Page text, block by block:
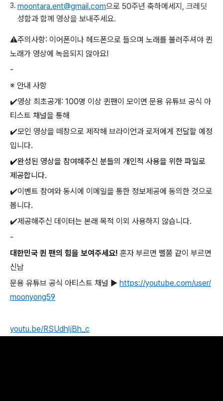
moontara.ent@gmail.com으로 50주년 축하메세지, 크레딧
성함과 함께 영상을 보내주세요.
⚠️주의사항: 이어폰이나 헤드폰으로 들으며 노래를 불러주셔야 퀸
노래가 영상에 녹음되지 않아요!
-
※ 안내 사항
✔️영상 최초공개: 100명 이상 퀸팬이 모이면 문용 유튜브 공식 아
티스트 채널을 통해
✔️모인 영상을 떼창으로 제작해 브라이언과 로저에게 전달할 예정
입니다.
✔️완성된 영상을 참여해주신 분들의 개인적 사용을 위한 파일로
제공합니다.
✔️이벤트 참여와 동시에 이메일을 통한 정보제공에 동의한 것으로
봅니다.
✔️제공해주신 데이터는 본래 목적 이외 사용하지 않습니다.
-
대한민국 퀸 팬의 힘을 보여주세요! 혼자 부르면 뻘쭘 같이 부르면
신남
문용 유튜브 공식 아티스트 채널 ▶️ https://youtube.com/user/
moonyong59
youtu.be/RSUdhljBh_c